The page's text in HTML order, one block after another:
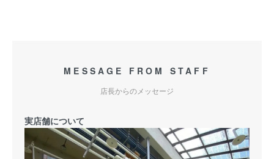
MESSAGE FROM STAFF
店長からのメッセージ
実店舗について